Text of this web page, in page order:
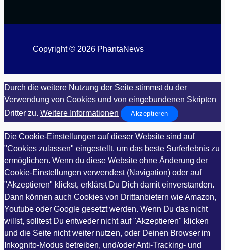
Copyright © 2026 PhantaNews
Durch die weitere Nutzung der Seite stimmst du der
Verwendung von Cookies und von eingebundenen Skripten
Dritter zu. Weitere Informationen Akzeptieren
Die Cookie-Einstellungen auf dieser Website sind auf
"Cookies zulassen" eingestellt, um das beste Surferlebnis zu
ermöglichen. Wenn du diese Website ohne Änderung der
Cookie-Einstellungen verwendest (Navigation) oder auf
"Akzeptieren" klickst, erklärst Du Dich damit einverstanden.
Dann können auch Cookies von Drittanbietern wie Amazon,
Youtube oder Google gesetzt werden. Wenn Du das nicht
willst, solltest Du entweder nicht auf "Akzeptieren" klicken
und die Seite nicht weiter nutzen, oder Deinen Browser im
Inkognito-Modus betreiben, und/oder Anti-Tracking- und